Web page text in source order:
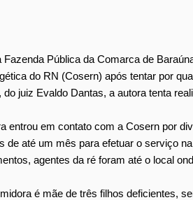
Pública da Comarca de
do RN (Cosern) após tentar por
juiz Evaldo Dantas, a autora tenta
entrou em contato com a Cosern por
de até um mês para efetuar o serviço
agentes da ré foram até o local
é mãe de três filhos deficientes,